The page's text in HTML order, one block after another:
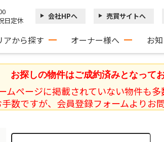
日定休
会社HPへ 売買サイトへ
アから探す オーナー様へ お
お探しの物件はご成約済みとなってお
ムページに掲載されていない物件も多
手数ですが、会員登録フォームよりお